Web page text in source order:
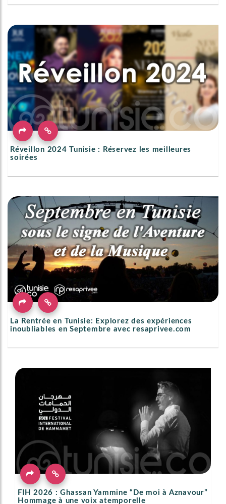
Réveillon 2024 Tunisie : Réservez les meilleures
soirées
La Rentrée en Tunisie: Explorez des expériences
inoubliables en Septembre avec resaprivee.com
FIH 2026 : Ghassan Yammine “De moi à Aznavour”
Hommage à une voix atemporelle